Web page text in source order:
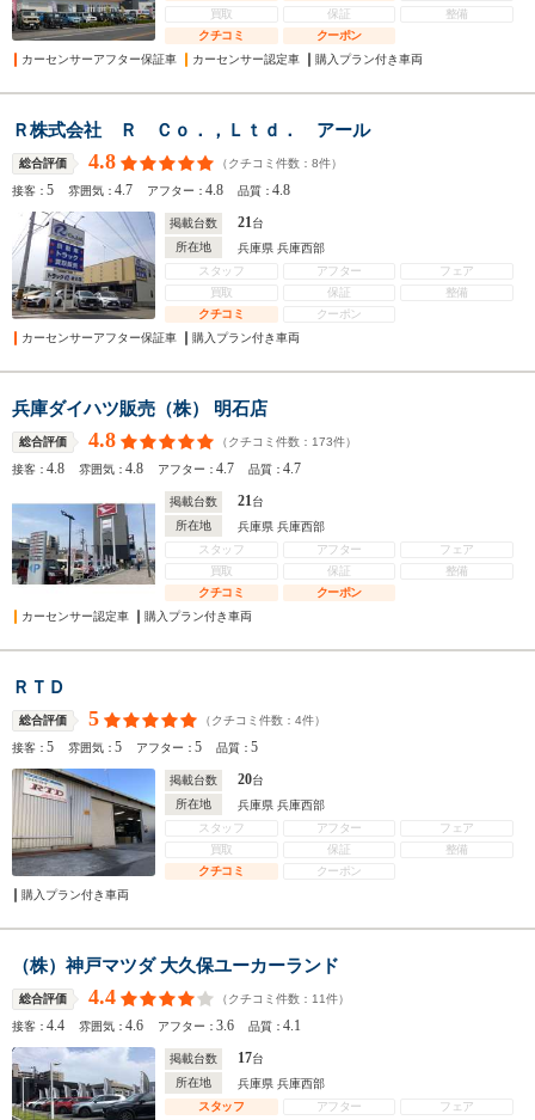
買取
保証
整備
クチコミ
クーポン
カーセンサーアフター保証車
カーセンサー認定車 購入プラン付き車両
Ｒ株式会社 Ｒ Ｃｏ．，Ｌｔｄ． アール
総合評価 4.8 （クチコミ件数： 8件）
接客：5 雰囲気：4.7 アフター：4.8 品質：4.8
掲載台数 21台
所在地
兵庫県 兵庫西部
スタッフ
アフター
フェア
買取
保証
整備
クチコミ
クーポン
カーセンサーアフター保証車
購入プラン付き車両
兵庫ダイハツ販売（株） 明石店
総合評価 4.8 （クチコミ件数： 173件）
接客：4.8 雰囲気：4.8 アフター：4.7 品質：4.7
掲載台数 21台
所在地
兵庫県 兵庫西部
スタッフ
アフター
フェア
買取
保証
整備
クチコミ
クーポン
カーセンサー認定車
購入プラン付き車両
ＲＴＤ
総合評価 5 （クチコミ件数： 4件）
接客：5 雰囲気：5 アフター：5 品質：5
掲載台数 20台
所在地
兵庫県 兵庫西部
スタッフ
アフター
フェア
買取
保証
整備
クチコミ
クーポン
購入プラン付き車両
（株）神戸マツダ 大久保ユーカーランド
総合評価 4.4 （クチコミ件数： 11件）
接客：4.4 雰囲気：4.6 アフター：3.6 品質：4.1
掲載台数 17台
所在地
兵庫県 兵庫西部
スタッフ
アフター
フェア